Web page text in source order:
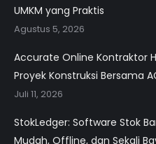
UMKM yang Praktis
Agustus 5, 2026
Accurate Online Kontraktor
Proyek Konstruksi Bersama
Juli 11, 2026
StokLedger: Software Stok
Mudah, Offline, dan Sekali